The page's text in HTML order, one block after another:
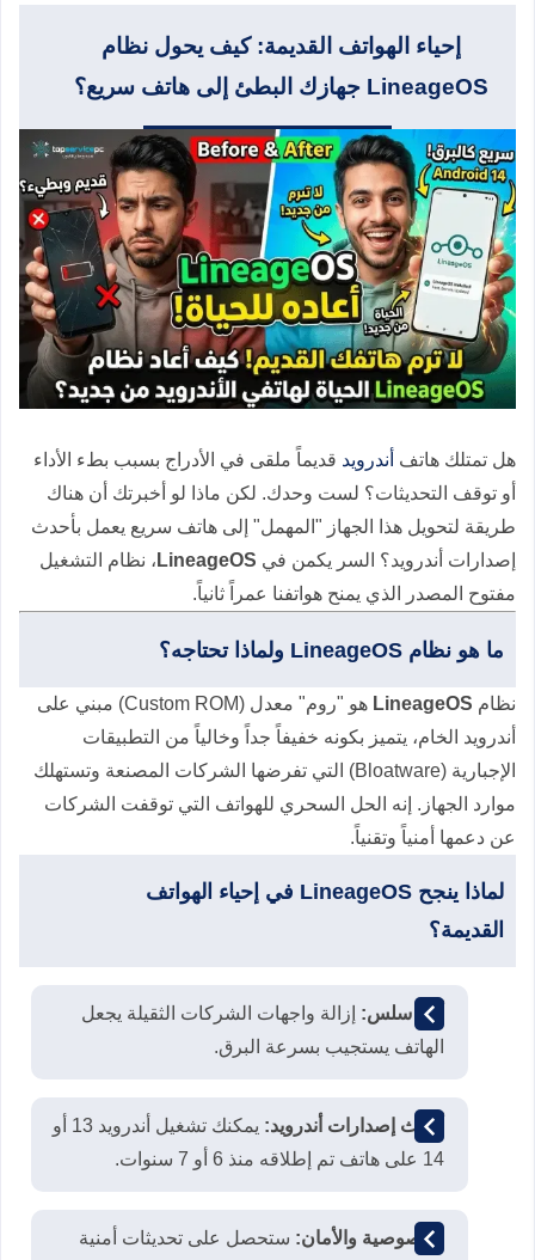
إحياء الهواتف القديمة: كيف يحول نظام
LineageOS جهازك البطئ إلى هاتف سريع؟
هل تمتلك هاتف أندرويد قديماً ملقى في الأدراج بسبب بطء الأداء
أو توقف التحديثات؟ لست وحدك. لكن ماذا لو أخبرتك أن هناك
طريقة لتحويل هذا الجهاز "المهمل" إلى هاتف سريع يعمل بأحدث
إصدارات أندرويد؟ السر يكمن في LineageOS ، نظام التشغيل
مفتوح المصدر الذي يمنح هواتفنا عمراً ثانياً.
ما هو نظام LineageOS ولماذا تحتاجه؟
نظام LineageOS
هو "روم" معدل (Custom ROM) مبني على
أندرويد الخام، يتميز بكونه خفيفاً جداً وخالياً من التطبيقات
الإجبارية (Bloatware) التي تفرضها الشركات المصنعة وتستهلك
موارد الجهاز. إنه الحل السحري للهواتف التي توقفت الشركات
عن دعمها أمنياً وتقنياً.
لماذا ينجح LineageOS في إحياء الهواتف
القديمة؟
أداء سلس: إزالة واجهات الشركات الثقيلة يجعل
الهاتف يستجيب بسرعة البرق.
أحدث إصدارات أندرويد:
يمكنك تشغيل أندرويد 13 أو
14 على هاتف تم إطلاقه منذ 6 أو 7 سنوات.
الخصوصية والأمان: ستحصل على تحديثات أمنية